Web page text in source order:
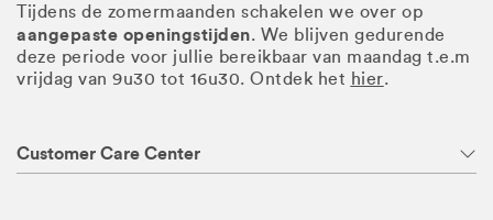
Tijdens de zomermaanden schakelen we over op
aangepaste openingstijden. We blijven gedurende
deze periode voor jullie bereikbaar van maandag t.e.m
vrijdag van 9u30 tot 16u30. Ontdek het hier.
Customer Care Center